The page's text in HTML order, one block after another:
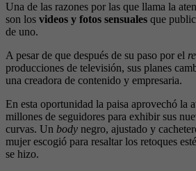
Una de las razones por las que llama la
son los videos y fotos sensuales que
de uno.
A pesar de que después de su paso por el
producciones de televisión, sus planes
una creadora de contenido y empresaria.
En esta oportunidad la paisa aprovechó la
millones de seguidores para exhibir sus
curvas. Un body negro, ajustado y
mujer escogió para resaltar los retoques
se hizo.